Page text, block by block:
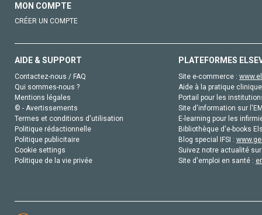
MON COMPTE
CRÉER UN COMPTE
AIDE & SUPPORT
Contactez-nous / FAQ
Qui sommes-nous ?
Mentions légales
© - Avertissements
Termes et conditions d'utilisation
Politique rédactionnelle
Politique publicitaire
Cookie settings
Politique de la vie privée
PLATEFORMES
Site e-commerce :
Aide à la pratique
Portail pour les
Site d'information sur
E-learning pour les
Bibliothèque d'e-books
Blog special IFSI :
Suivez notre actualité
Site d'emploi en santé :